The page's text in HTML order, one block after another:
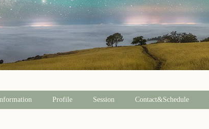
Profile Session Contact&Schedule